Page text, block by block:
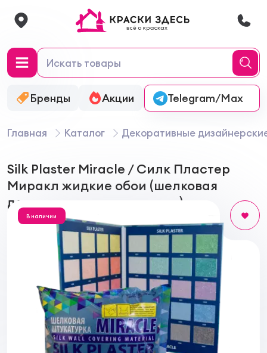
Бренды Акции Онлайн-колеровка
Telegram/Max
Главная Каталог Декоративные
Silk Plaster Miracle / Силк Пластер
Миракл жидкие обои (шелковая
декоративная штукатурка)
В наличии